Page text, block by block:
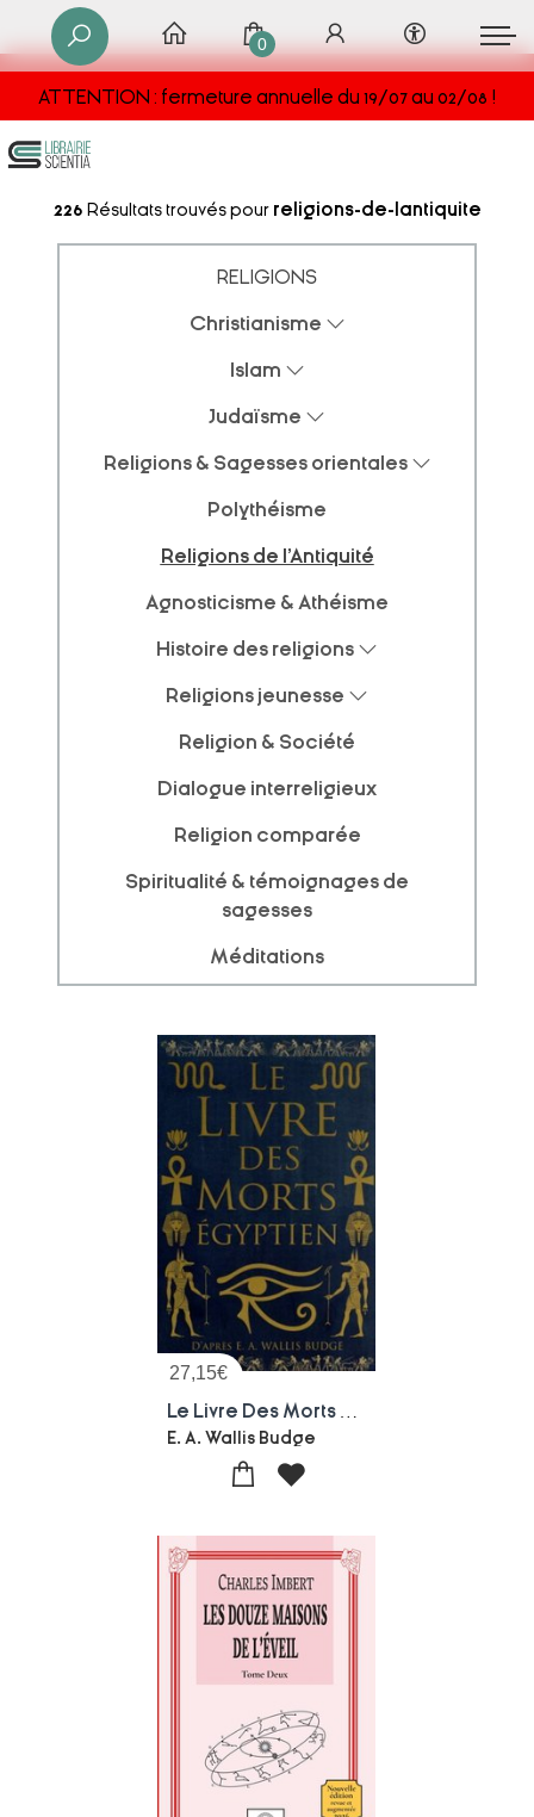
ATTENTION : fermeture annuelle du 19/07 au 02/08 !
0
226 Résultats trouvés pour religions-de-lantiquite
RELIGIONS
Christianisme
Islam
Judaïsme
Religions & Sagesses orientales
Polythéisme
Religions de l'Antiquité
Agnosticisme & Athéisme
Histoire des religions
Religions jeunesse
Religion & Société
Dialogue interreligieux
Religion comparée
Spiritualité & témoignages de
sagesses
Méditations
27,15€
E. A. Wallis Budge